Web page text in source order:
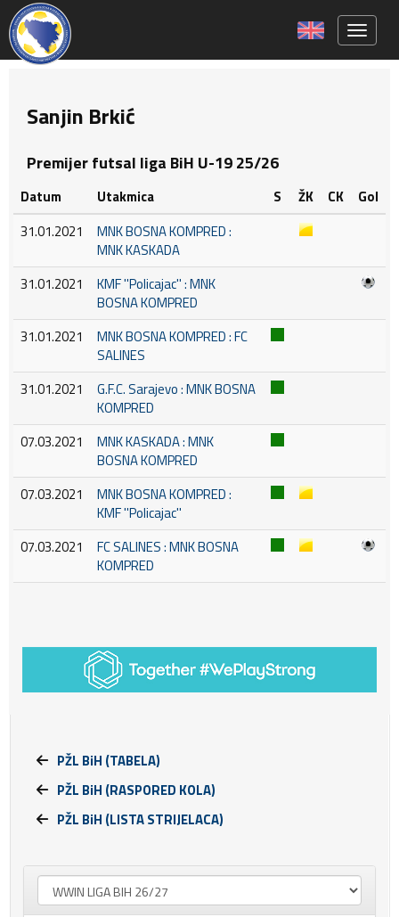
Sanjin Brkić
Premijer futsal liga BiH U-19 25/26
Datum Utakmica S ŽK CK
Gol
31.01.2021
MNK BOSNA KOMPRED :
MNK KASKADA
31.01.2021
KMF ''Policajac'' : MNK
BOSNA KOMPRED
31.01.2021
MNK BOSNA KOMPRED : FC
SALINES
31.01.2021
G.F.C. Sarajevo : MNK BOSNA
KOMPRED
07.03.2021
MNK KASKADA : MNK
BOSNA KOMPRED
07.03.2021
MNK BOSNA KOMPRED :
KMF ''Policajac''
07.03.2021
FC SALINES : MNK BOSNA
KOMPRED
PŽL BiH (TABELA)
PŽL BiH (RASPORED KOLA)
PŽL BiH (LISTA STRIJELACA)